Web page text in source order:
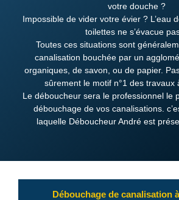
votre douche ?
Impossible de vider votre évier ? L’eau
toilettes ne s’évacue
Toutes ces situations sont
canalisation bouchée par un
organiques, de savon, ou de papier.
sûrement le motif n°1 des travaux
Le déboucheur sera le professionnel le
débouchage de vos canalisations.
laquelle Déboucheur André est
Débouchage de canalisation